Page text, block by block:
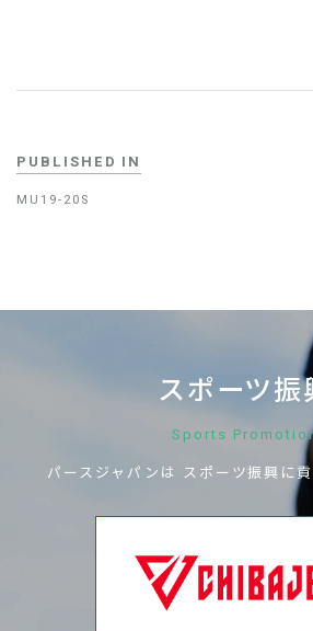
PUBLISHED IN
MU19-20S
スポーツ振
Sports
パースジャパンは スポーツ振興に